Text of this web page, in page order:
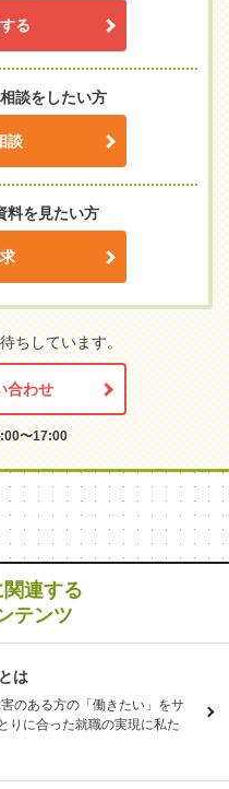
る
談をしたい方
談
料を見たい方
ちしています。
合わせ
〜17:00
連する
テンツ
は
のある方の「働きたい」をサ
りに合った就職の実現に私た